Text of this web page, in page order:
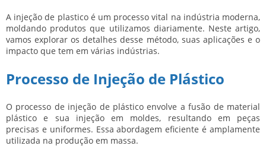
A injeção de plasticoé um processo vital na indústria moderna,
moldando produtos que utilizamos diariamente. Neste artigo,
vamos explorar os detalhes desse método, suas aplicações e o
impacto que tem em várias indústrias.
Processo de Injeção de Plástico
O processo de injeção de plástico envolve a fusão de material
plástico e sua injeção em moldes, resultando em peças
precisas e uniformes. Essa abordagem eficiente é amplamente
utilizada na produção em massa.